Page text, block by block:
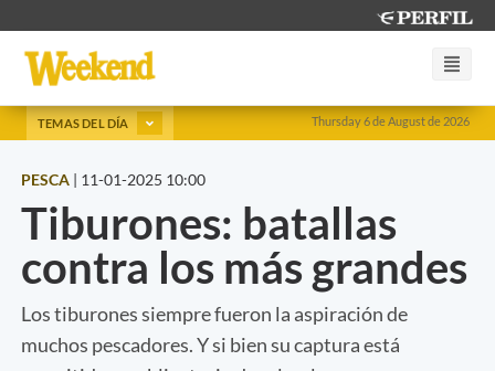
Thursday 6 de August de 2026
TEMAS DEL DÍA
PESCA | 11-01-2025 10:00
Tiburones: batallas
contra los más grandes
Los tiburones siempre fueron la aspiración de
muchos pescadores. Y si bien su captura está